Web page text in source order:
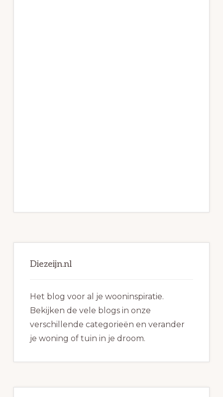
Sidebar
Diezeijn.nl
Het blog voor al je wooninspiratie.
Bekijken de vele blogs in onze
verschillende categorieën en verander
je woning of tuin in je droom.